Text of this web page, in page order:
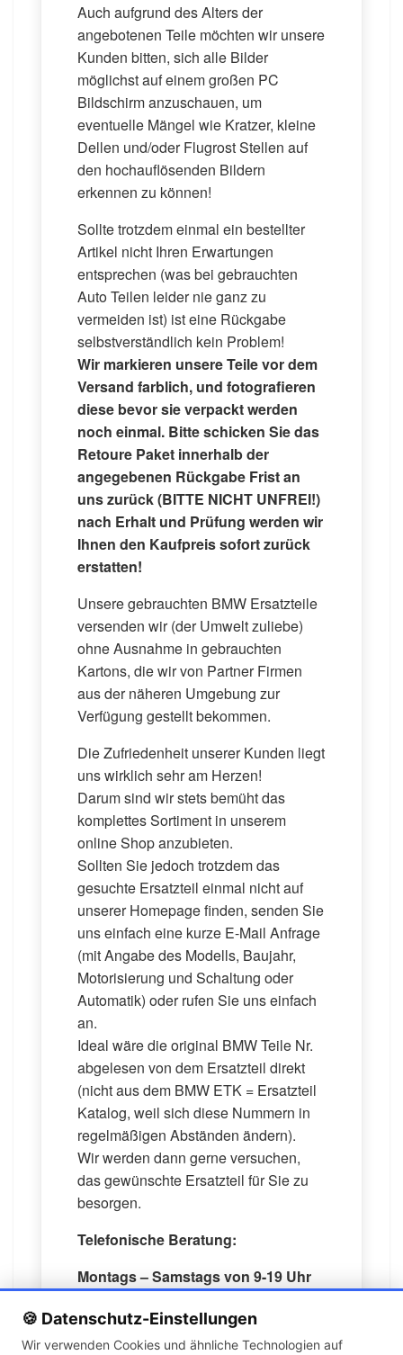
🍪 Datenschutz-Einstellungen
Wir verwenden Cookies und ähnliche Technologien auf
Auch aufgrund des Alters der
angebotenen Teile möchten wir unsere
Kunden bitten, sich alle Bilder
möglichst auf einem großen PC
Bildschirm anzuschauen, um
eventuelle Mängel wie Kratzer, kleine
Dellen und/oder Flugrost Stellen auf
den hochauflösenden Bildern
erkennen zu können!
Sollte trotzdem einmal ein bestellter
Artikel nicht Ihren Erwartungen
entsprechen (was bei gebrauchten
Auto Teilen leider nie ganz zu
vermeiden ist) ist eine Rückgabe
selbstverständlich kein Problem!
Wir markieren unsere Teile vor dem
Versand farblich, und fotografieren
diese bevor sie verpackt werden
noch einmal. Bitte schicken Sie das
Retoure Paket innerhalb der
angegebenen Rückgabe Frist an
uns zurück (BITTE NICHT UNFREI!)
nach Erhalt und Prüfung werden wir
Ihnen den Kaufpreis sofort zurück
erstatten!
Unsere gebrauchten BMW Ersatzteile
versenden wir (der Umwelt zuliebe)
ohne Ausnahme in gebrauchten
Kartons, die wir von Partner Firmen
aus der näheren Umgebung zur
Verfügung gestellt bekommen.
Die Zufriedenheit unserer Kunden liegt
uns wirklich sehr am Herzen!
Darum sind wir stets bemüht das
komplettes Sortiment in unserem
online Shop anzubieten.
Sollten Sie jedoch trotzdem das
gesuchte Ersatzteil einmal nicht auf
unserer Homepage finden, senden Sie
uns einfach eine kurze E-Mail Anfrage
(mit Angabe des Modells, Baujahr,
Motorisierung und Schaltung oder
Automatik) oder rufen Sie uns einfach
an.
Ideal wäre die original BMW Teile Nr.
abgelesen von dem Ersatzteil direkt
(nicht aus dem BMW ETK = Ersatzteil
Katalog, weil sich diese Nummern in
regelmäßigen Abständen ändern).
Wir werden dann gerne versuchen,
das gewünschte Ersatzteil für Sie zu
besorgen.
Telefonische Beratung:
Montags – Samstags von 9-19 Uhr
24/7: E-Mail: kfz_store@gmx.de